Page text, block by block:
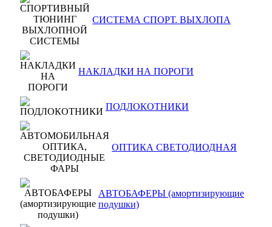
СИСТЕМА СПОРТ. ВЫХЛОПА
НАКЛАДКИ НА ПОРОГИ
ПОДЛОКОТНИКИ
ОПТИКА СВЕТОДИОДНАЯ
АВТОБАФЕРЫ (амортизирующие
подушки)